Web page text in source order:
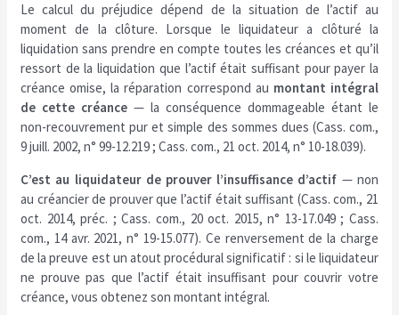
Le calcul du préjudice dépend de la situation de l’actif au
moment de la clôture. Lorsque le liquidateur a clôturé la
liquidation sans prendre en compte toutes les créances et qu’il
ressort de la liquidation que l’actif était suffisant pour payer la
créance omise, la réparation correspond au montant intégral
de cette créance — la conséquence dommageable étant le
non-recouvrement pur et simple des sommes dues (Cass. com.,
9 juill. 2002, n° 99-12.219 ; Cass. com., 21 oct. 2014, n° 10-18.039).
C’est au liquidateur de prouver l’insuffisance d’actif — non
au créancier de prouver que l’actif était suffisant (Cass. com., 21
oct. 2014, préc. ; Cass. com., 20 oct. 2015, n° 13-17.049 ; Cass.
com., 14 avr. 2021, n° 19-15.077). Ce renversement de la charge
de la preuve est un atout procédural significatif : si le liquidateur
ne prouve pas que l’actif était insuffisant pour couvrir votre
créance, vous obtenez son montant intégral.